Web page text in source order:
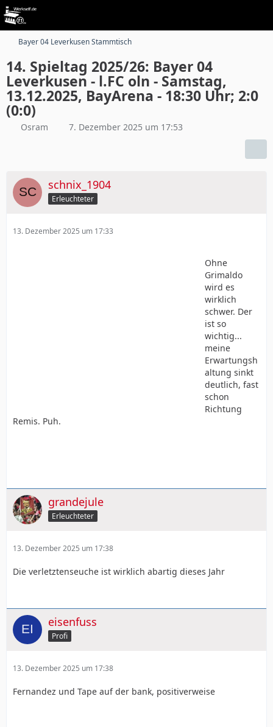
Bayer 04 Leverkusen Stammtisch
14. Spieltag 2025/26: Bayer 04
Leverkusen - l.FC oln - Samstag,
13.12.2025, BayArena - 18:30 Uhr; 2:0
(0:0)
Osram 7. Dezember 2025 um 17:53
schnix_1904
Erleuchteter
13. Dezember 2025 um 17:33
Ohne
Grimaldo
wird es
wirklich
schwer. Der
ist so
wichtig...
meine
Erwartungsh
altung sinkt
deutlich, fast
schon
Richtung
Remis. Puh.
grandejule
Erleuchteter
13. Dezember 2025 um 17:38
Die verletztenseuche ist wirklich abartig dieses Jahr
eisenfuss
Profi
13. Dezember 2025 um 17:38
Fernandez und Tape auf der bank, positiverweise